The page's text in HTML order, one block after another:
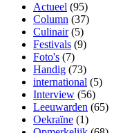
Actueel (95)
Column (37)
Culinair(5)
Festivals (9)
Foto's (7)
Handig (73)
international (5)
Interview (56)
Leeuwarden (65)
Oekraïne (1)